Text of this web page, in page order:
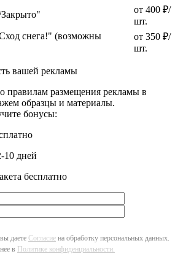
от 400 ₽/
шт.
снега!" (возможны
от 350 ₽/
шт.
вашей рекламы
правилам размещения рекламы в
образцы и материалы.
бонусы:
10 дней
бесплатно
даете Согласие на обработку персональных данных.
в Политике конфиденциальности.